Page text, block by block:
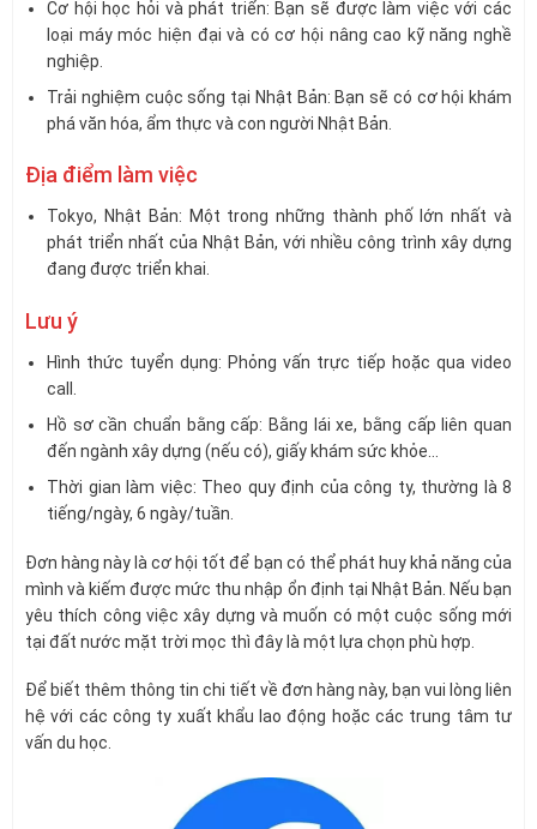
Cơ hội học hỏi và phát triển: Bạn sẽ được làm việc với các
loại máy móc hiện đại và có cơ hội nâng cao kỹ năng nghề
nghiệp.
Trải nghiệm cuộc sống tại Nhật Bản: Bạn sẽ có cơ hội khám
phá văn hóa, ẩm thực và con người Nhật Bản.
Địa điểm làm việc
Tokyo, Nhật Bản: Một trong những thành phố lớn nhất và
phát triển nhất của Nhật Bản, với nhiều công trình xây dựng
đang được triển khai.
Lưu ý
Hình thức tuyển dụng: Phỏng vấn trực tiếp hoặc qua video
call.
Hồ sơ cần chuẩn bằng cấp: Bằng lái xe, bằng cấp liên quan
đến ngành xây dựng (nếu có), giấy khám sức khỏe…
Thời gian làm việc: Theo quy định của công ty, thường là 8
tiếng/ngày, 6 ngày/tuần.
Đơn hàng này là cơ hội tốt để bạn có thể phát huy khả năng của
mình và kiếm được mức thu nhập ổn định tại Nhật Bản. Nếu bạn
yêu thích công việc xây dựng và muốn có một cuộc sống mới
tại đất nước mặt trời mọc thì đây là một lựa chọn phù hợp.
Để biết thêm thông tin chi tiết về đơn hàng này, bạn vui lòng liên
hệ với các công ty xuất khẩu lao động hoặc các trung tâm tư
vấn du học.